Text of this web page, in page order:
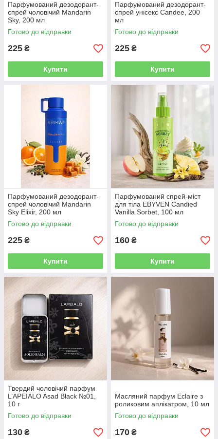
Парфумований дезодорант-
спрей чоловічий Mandarin
Sky, 200 мл
Готово до відправки
225 ₴
Купити
Парфумований дезодорант-
спрей унісекс Candee, 200
мл
Готово до відправки
225 ₴
Купити
Парфумований дезодорант-
спрей чоловічий Mandarin
Sky Elixir, 200 мл
Готово до відправки
225 ₴
Купити
Парфумований спрей-міст
для тіла EBYVEN Candied
Vanilla Sorbet, 100 мл
Готово до відправки
160 ₴
Купити
Твердий чоловічий парфум
L’APEIALO Asad Black №01,
10 г
Готово до відправки
130 ₴
Масляний парфум Eclaire з
роликовим аплікатром, 10 мл
Готово до відправки
170 ₴